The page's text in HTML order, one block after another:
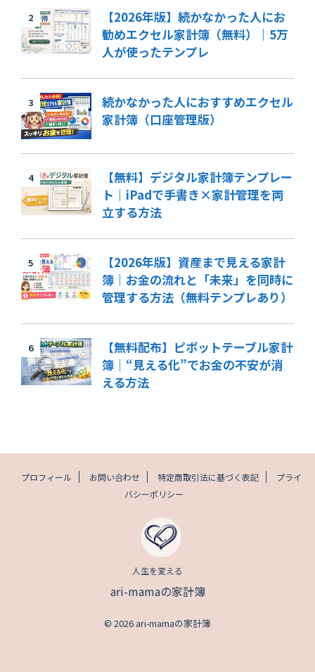
2
【2026年版】続かなかった人にお
勧めエクセル家計簿（無料）｜5万
人が使ったテンプレ
3
続かなかった人におすすめエクセル
家計簿（口座管理版）
4
【無料】デジタル家計簿テンプレー
ト｜iPadで手書き×家計管理を両
立する方法
5
【2026年版】資産まで見える家計
簿｜お金の流れと「未来」を同時に
管理する方法（無料テンプレあり）
6
【無料配布】ピボットテーブル家計
簿｜“見える化”でお金の不安が消
える方法
プロフィール お問い合わせ 特定商取引法に基づく表記
プライ
バシーポリシー
人生を変える
ari-mamaの家計簿
© 2026 ari-mamaの家計簿